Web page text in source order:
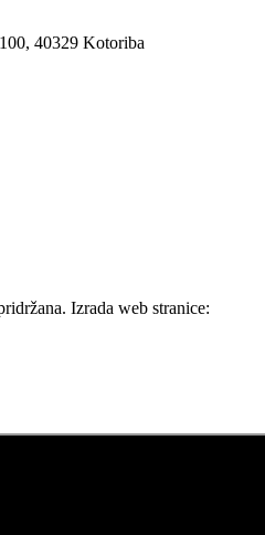
40329 Kotoriba
Izrada web stranice: